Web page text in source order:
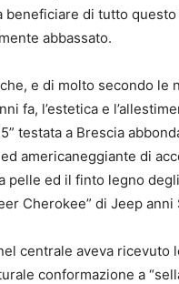
beneficiare di tutto questo
abbassato.
e di molto secondo le
fa, l’estetica e
testata a Brescia
americaneggiante di
pelle ed il finto legno
Cherokee” di Jeep anni
centrale aveva ricevuto
conformazione a